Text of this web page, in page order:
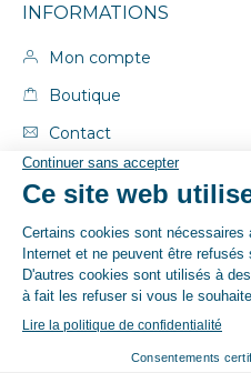
INFORMATIONS
Mon compte
Boutique
Contact
CGV
CGU
Mentions légales
© By Poush